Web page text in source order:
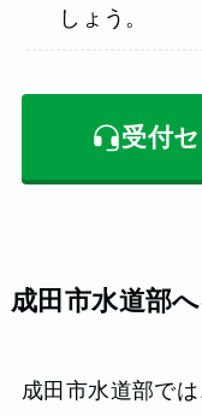
しょう。
受付
成田市水道部
成田市水道部では